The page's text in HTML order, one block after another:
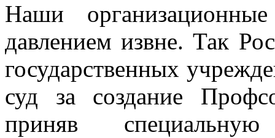
Наши
давлением извне. Так
государственных
суд за создание
приняв